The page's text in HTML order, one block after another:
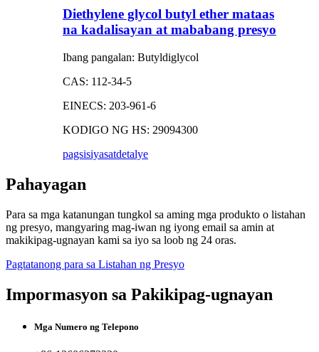
Diethylene glycol butyl ether mataas
na kadalisayan at mababang presyo
Ibang pangalan: Butyldiglycol
CAS: 112-34-5
EINECS: 203-961-6
KODIGO NG HS: 29094300
pagsisiyasatdetalye
Pahayagan
Para sa mga katanungan tungkol sa aming mga produkto o listahan
ng presyo, mangyaring mag-iwan ng iyong email sa amin at
makikipag-ugnayan kami sa iyo sa loob ng 24 oras.
Pagtatanong para sa Listahan ng Presyo
Impormasyon sa Pakikipag-ugnayan
Mga Numero ng Telepono